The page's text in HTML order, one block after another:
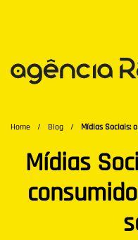
Home / Blog / Mídias Sociais:
Mídias